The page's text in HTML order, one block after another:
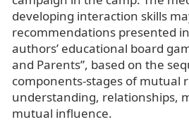
developing interaction skills
recommendations presented
authors’ educational board
and Parents”, based on the
components-stages of mutual
understanding, relationships,
mutual influence.